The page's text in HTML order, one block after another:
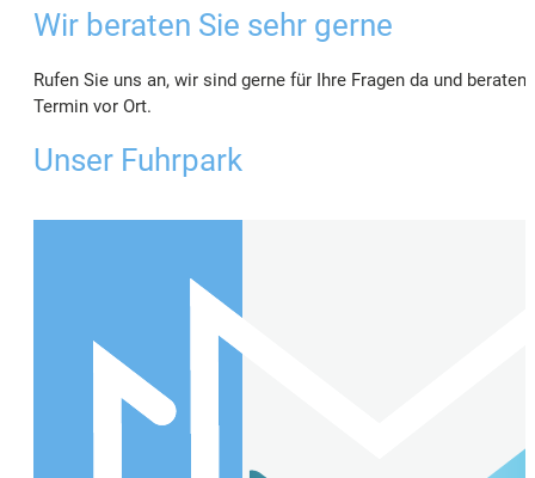
Wir beraten Sie sehr gerne
Rufen Sie uns an, wir sind gerne für Ihre Fragen da und
Termin vor Ort.
Unser Fuhrpark